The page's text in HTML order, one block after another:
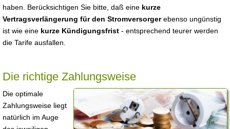
haben. Berücksichtigen Sie bitte, daß eine kurze
Vertragsverlängerung für den Stromversorgerebenso ungünstig
ist wie eine kurze Kündigungsfrist - entsprechend teurer werden
die Tarife ausfallen.
Die richtige Zahlungsweise
Die optimale
Zahlungsweise liegt
natürlich im Auge